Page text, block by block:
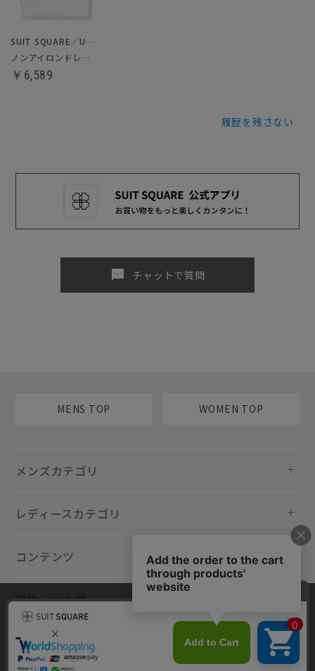
SUIT SQUARE／UNIVERSAL LANGUAGE
ノンアイロンドレスシャツ
￥6,589
履歴を残さない
sms チャットで質問
MENS TOP WOMEN TOP
メンズカテゴリ
レディースカテゴリ
コンテンツ
規約・ヘルプ
当サイトでは利用体験の向上およびコンテンツの最適な提供、トラフィ
ックの分析を目的としてCookieを使用しています。サイトの閲覧を継続
された場合、Cookieの利用に同意したものといたします。詳細について
はプライバシーポリシー をご確認ください。